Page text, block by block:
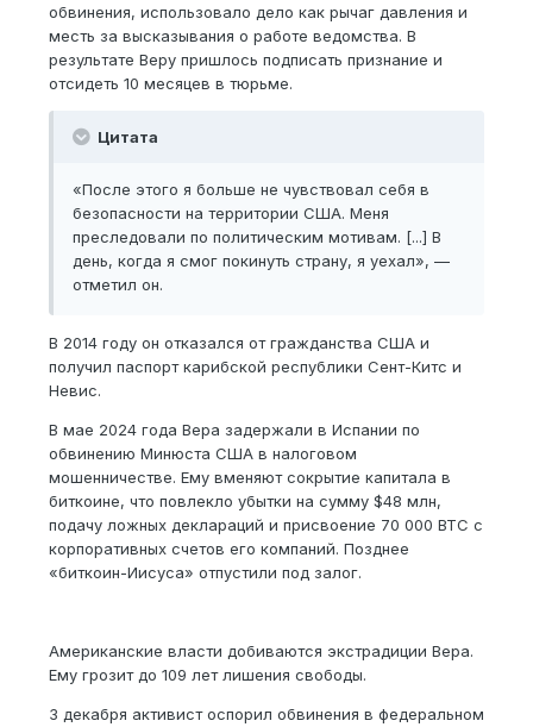
обвинения, использовало дело как рычаг давления и
месть за высказывания о работе ведомства. В
результате Веру пришлось подписать признание и
отсидеть 10 месяцев в тюрьме.
Цитата
«После этого я больше не чувствовал себя в
безопасности на территории США. Меня
преследовали по политическим мотивам. [...] В
день, когда я смог покинуть страну, я уехал», —
отметил он.
В 2014 году он отказался от гражданства США и
получил паспорт карибской республики Сент-Китс и
Невис.
В мае 2024 года Вера задержали в Испании по
обвинению Минюста США в налоговом
мошенничестве. Ему вменяют сокрытие капитала в
биткоине, что повлекло убытки на сумму $48 млн,
подачу ложных деклараций и присвоение 70 000 BTC с
корпоративных счетов его компаний. Позднее
«биткоин-Иисуса» отпустили под залог.
Американские власти добиваются экстрадиции Вера.
Ему грозит до 109 лет лишения свободы.
3 декабря активист оспорил обвинения в федеральном